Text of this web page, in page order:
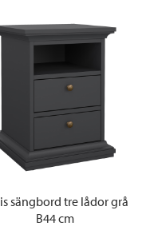
sängbord tre lådor grå
B44 cm